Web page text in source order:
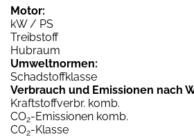
Motor:
kW / PS
Treibstoff
Hubraum
Umweltnormen:
Schadstoffklasse
Verbrauch und Emissionen nach
Kraftstoffverbr. komb.
CO2-Emissionen komb.
CO2-Klasse